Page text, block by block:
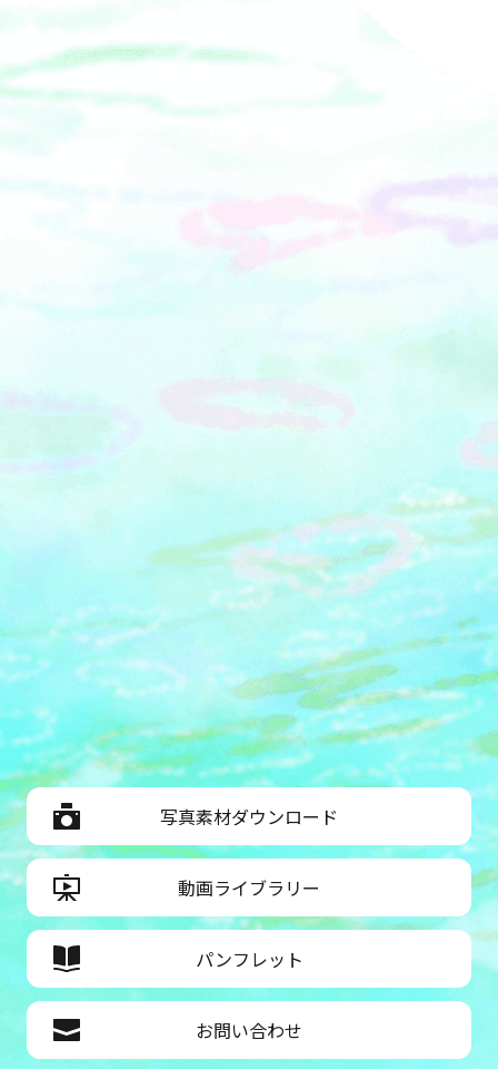
写真素材ダウンロード
動画ライブラリー
パンフレット
お問い合わせ